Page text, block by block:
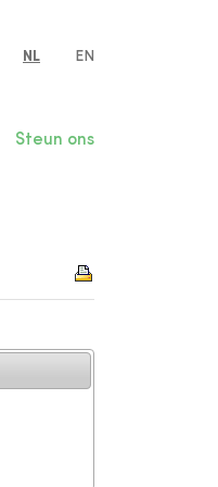
NL EN
Steun ons